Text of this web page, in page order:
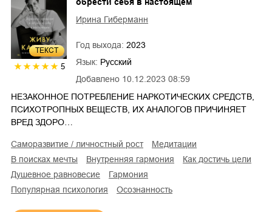
ТЕКСТ
5
Добавлено 10.12.2023 08:59
Ирина Гиберманн
Год выхода: 2023
Язык: Русский
НЕЗАКОННОЕ ПОТРЕБЛЕНИЕ НАРКОТИЧЕСКИХ СРЕДСТВ,
ПСИХОТРОПНЫХ ВЕЩЕСТВ, ИХ АНАЛОГОВ ПРИЧИНЯЕТ
ВРЕД ЗДОРО…
саморазвитие / личностный рост
медитации
в поисках мечты
внутренняя гармония
как достичь цели
душевное равновесие
гармония
популярная психология
осознанность